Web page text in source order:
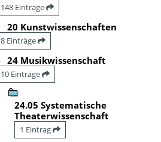
148 Einträge
20 Kunstwissenschaften
8 Einträge
24 Musikwissenschaft
10 Einträge
24.05 Systematische
Theaterwissenschaft
1 Eintrag